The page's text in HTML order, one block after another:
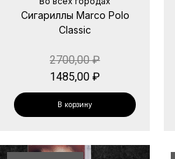
Сигариллы Marco Polo
Classic
2700,00₽
1485,00 ₽
В корзину